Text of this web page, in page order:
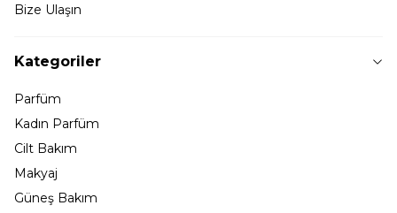
Bize Ulaşın
Kategoriler
Parfüm
Kadın Parfüm
Cilt Bakım
Makyaj
Güneş Bakım